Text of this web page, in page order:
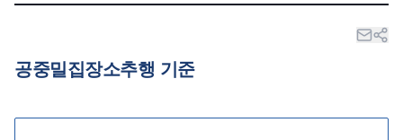
소식/자료
공중밀집장소추행 기준